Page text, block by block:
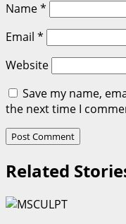
Name*
Email *
Website
Save my name,
the next time I
Related